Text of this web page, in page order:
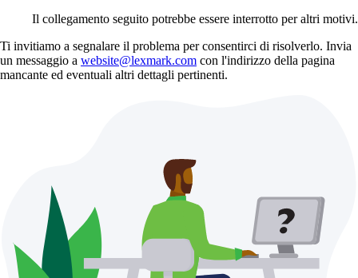
Il collegamento seguito potrebbe essere interrotto per altri motivi.
Ti invitiamo a segnalare il problema per consentirci di risolverlo. Invia
un messaggio a website@lexmark.com con l'indirizzo della pagina
mancante ed eventuali altri dettagli pertinenti.